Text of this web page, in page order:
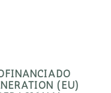
(EU)